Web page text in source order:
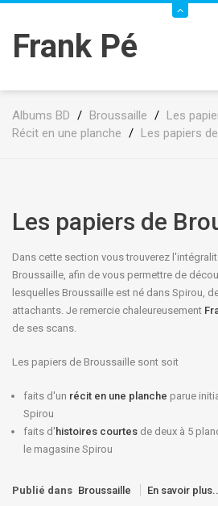
Frank Pé
Albums BD / Broussaille / Les
Récit en une planche / Les papiers
Les papiers de
Dans cette section vous trouverez
Broussaille, afin de vous permettre de
lesquelles Broussaille est né dans Spirou,
attachants. Je remercie chaleureusement
de ses scans.
Les papiers de Broussaille sont soit
faits d'un récit en une planche parue
Spirou
faits d' histoires courtes de deux à 5
le magasine Spirou
Publié dans Broussaille En savoir